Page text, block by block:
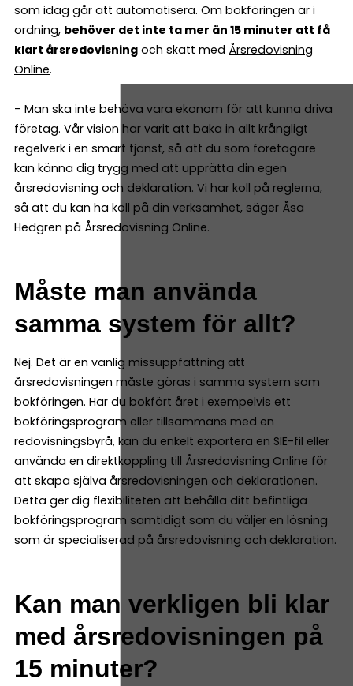
som idag går att automatisera. Om bokföringen är i
ordning, behöver det inte ta mer än 15 minuter att få
klart årsredovisning och skatt med Årsredovisning
Online.
– Man ska inte behöva vara ekonom för att kunna driva
företag. Vår vision har varit att baka in allt krångligt
regelverk i en smart tjänst, så att du som företagare
kan känna dig trygg med att upprätta din egen
årsredovisning och deklaration. Vi har koll på reglerna,
så att du kan ha koll på din verksamhet, säger Åsa
Hedgren på Årsredovisning Online.
Måste man använda
samma system för allt?
Nej. Det är en vanlig missuppfattning att
årsredovisningen måste göras i samma system som
bokföringen. Har du bokfört året i exempelvis ett
bokföringsprogram eller tillsammans med en
redovisningsbyrå, kan du enkelt exportera en SIE-fil eller
använda en direktkoppling till Årsredovisning Online för
att skapa själva årsredovisningen och deklarationen.
Detta ger dig flexibiliteten att behålla ditt befintliga
bokföringsprogram samtidigt som du väljer en lösning
som är specialiserad på årsredovisning och deklaration.
Kan man verkligen bli klar
med årsredovisningen på
15 minuter?